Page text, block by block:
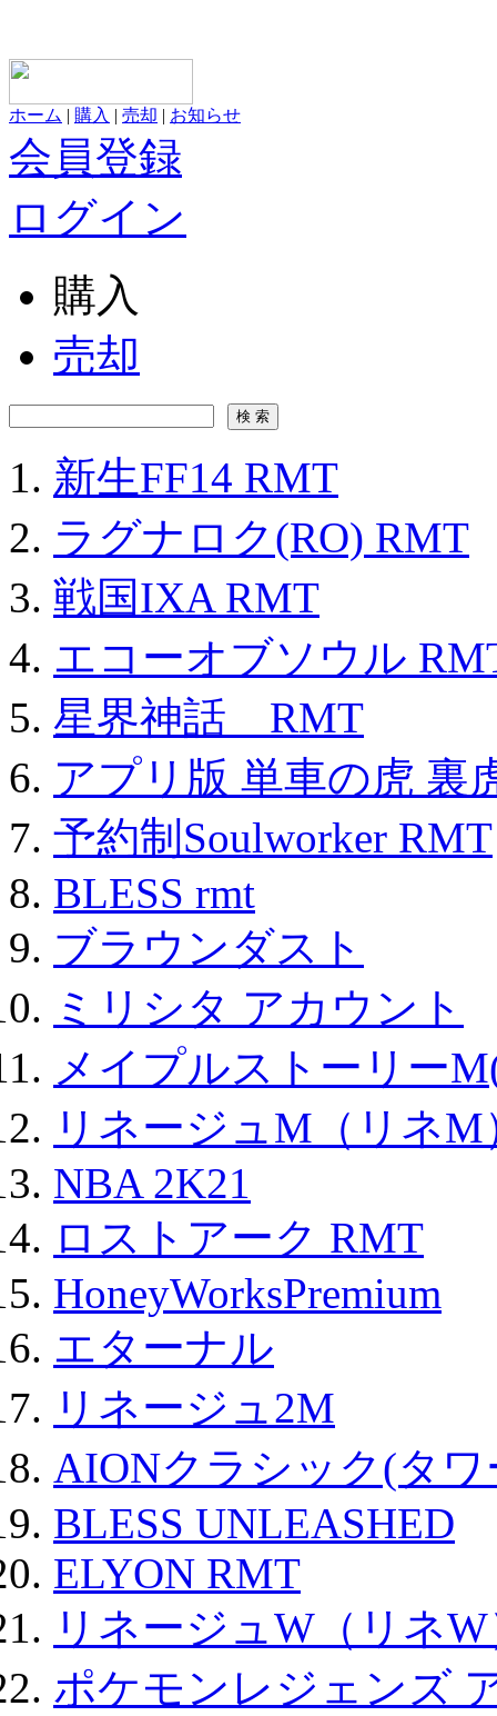
ホーム | 購入 | 売却 | お知らせ
会員登録
ログイン
購入
売却
新生FF14 RMT
ラグナロク(RO) RMT
戦国IXA RMT
エコーオブソウル
星界神話 RMT
アプリ版 単車の虎 裏
予約制Soulworker RMT
BLESS rmt
ブラウンダスト
ミリシタ アカウント
メイプルストーリー
リネージュM（リネM
NBA 2K21
ロストアーク RMT
HoneyWorksPremium
エターナル
リネージュ2M
AIONクラシック(タ
BLESS UNLEASHED
ELYON RMT
リネージュW（リネ
ポケモンレジェンズ